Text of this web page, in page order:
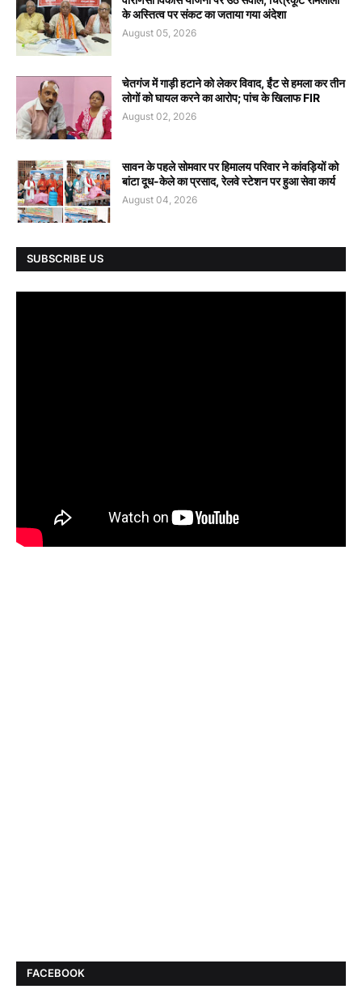
के अस्तित्व पर संकट का जताया गया अंदेशा
August 05, 2026
चेतगंज में गाड़ी हटाने को लेकर विवाद, ईंट से हमला कर तीन
लोगों को घायल करने का आरोप; पांच के खिलाफ FIR
August 02, 2026
सावन के पहले सोमवार पर हिमालय परिवार ने कांवड़ियों को
बांटा दूध-केले का प्रसाद, रेलवे स्टेशन पर हुआ सेवा कार्य
August 04, 2026
SUBSCRIBE US
FACEBOOK